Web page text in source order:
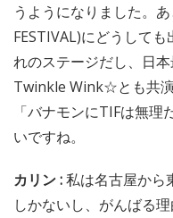
うようになりました。
FESTIVAL)にどうして
れのステージだし、日
Twinkle Wink☆とも共
「バナモンにTIFは無
いですね。
カリン :私は名古屋から
しかないし、がんばる